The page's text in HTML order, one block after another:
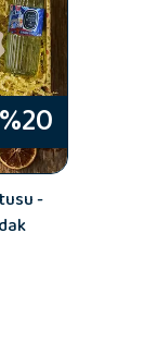
%20
-